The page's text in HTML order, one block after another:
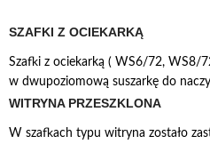
SZAFKI Z OCIEKARKĄ
Szafki z ociekarką ( WS6/72, WS8/
w dwupoziomową suszarkę do
WITRYNA PRZESZKLONA
W szafkach typu witryna zostało